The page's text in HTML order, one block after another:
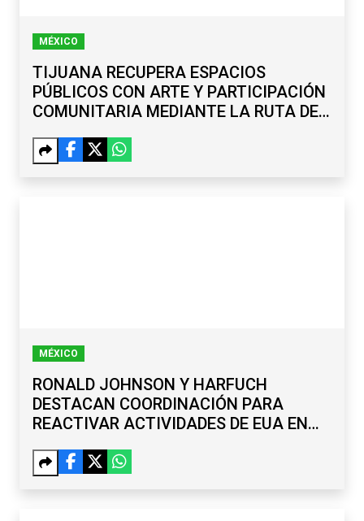
MÉXICO
TIJUANA RECUPERA ESPACIOS
PÚBLICOS CON ARTE Y PARTICIPACIÓN
COMUNITARIA MEDIANTE LA RUTA DE
MÉXICO
RONALD JOHNSON Y HARFUCH
DESTACAN COORDINACIÓN PARA
REACTIVAR ACTIVIDADES DE EUA EN